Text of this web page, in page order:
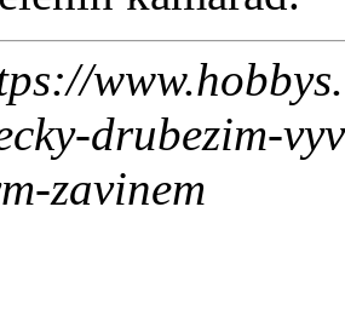
drubezim-
zavinem